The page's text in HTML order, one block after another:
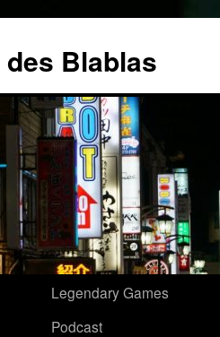
Blablas
Legendary Games
Podcast